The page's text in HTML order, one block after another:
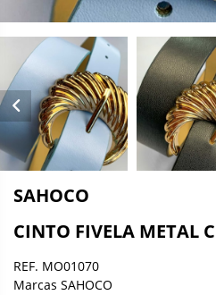
SAHOCO
CINTO FIVELA METAL
REF. MO01070
Marcas SAHOCO